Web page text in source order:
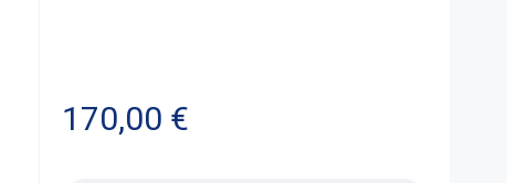
170,00 €